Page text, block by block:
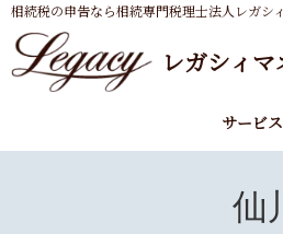
相続税の申告なら相続専門税理士法人レガシ
レガシィ
サービ
仙